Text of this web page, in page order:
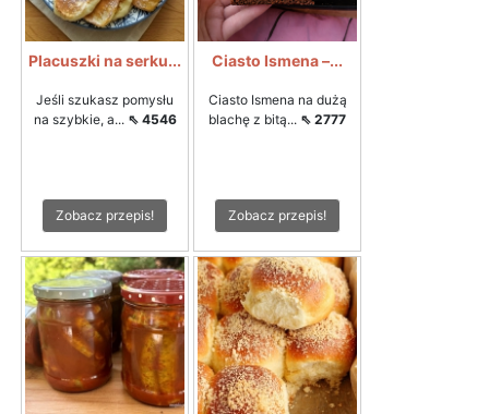
Placuszki na serku...
Jeśli szukasz pomysłu
na szybkie, a... ⇖ 4546
Zobacz przepis!
Ciasto Ismena –...
Ciasto Ismena na dużą
blachę z bitą... ⇖ 2777
Zobacz przepis!